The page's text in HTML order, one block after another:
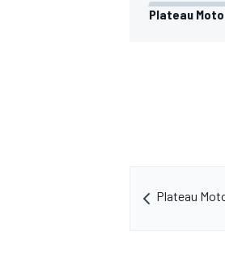
AUTRES
Plateau
Plateau